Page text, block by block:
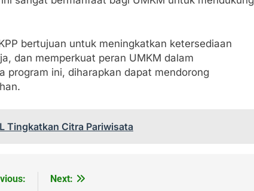
bertujuan untuk meningkatkan ketersediaan
dan memperkuat peran UMKM dalam
program ini, diharapkan dapat mendorong
Tingkatkan Citra Pariwisata
Next: